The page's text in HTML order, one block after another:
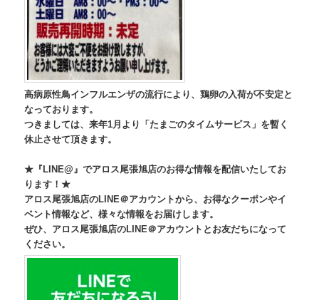
高病原性鳥インフルエンザの流行により、鶏卵の入荷が不安定と
なっております。
つきましては、来年1月より「たまごのタイムサービス」を暫く
休止させて頂きます。
★『LINE@』でアロス尾張旭店のお得な情報を配信いたしてお
ります！★
アロス尾張旭店のLINE＠アカウントから、お得なクーポンやイ
ベント情報など、様々な情報をお届けします。
ぜひ、アロス尾張旭店のLINE＠アカウントとお友だちになって
ください。